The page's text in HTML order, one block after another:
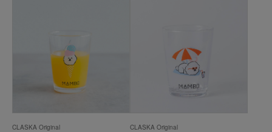
CLASKA Original CLASKA Original